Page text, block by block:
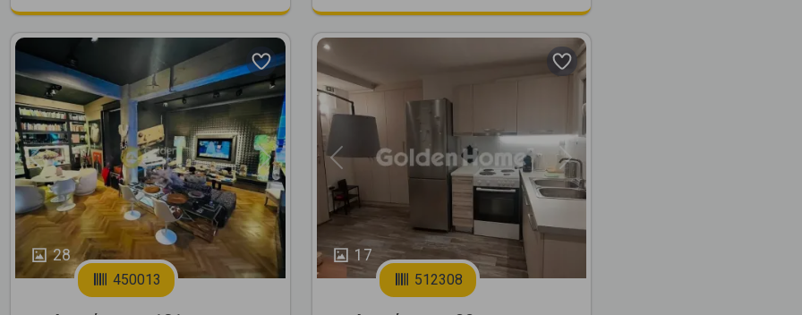
28
Previous Next
450013
17
Previous Next
512308